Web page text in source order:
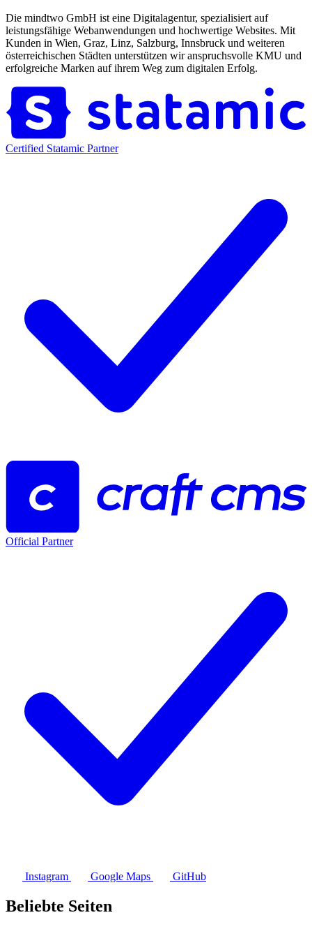
Die mindtwo GmbH ist eine Digitalagentur, spezialisiert auf
leistungsfähige Webanwendungen und hochwertige Websites. Mit
Kunden in Wien, Graz, Linz, Salzburg, Innsbruck und weiteren
österreichischen Städten unterstützen wir anspruchsvolle KMU und
erfolgreiche Marken auf ihrem Weg zum digitalen Erfolg.
Certified Statamic Partner
Official Partner
Instagram Google Maps GitHub
Beliebte Seiten